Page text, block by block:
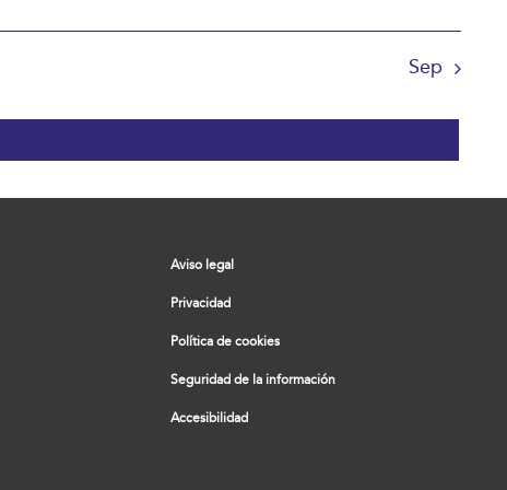
Sep
Aviso legal
Privacidad
Política de cookies
Seguridad de la información
Accesibilidad